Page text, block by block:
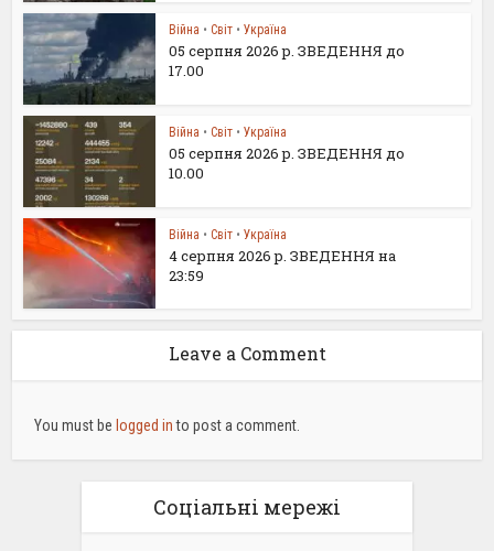
Війна • Світ • Україна
05 серпня 2026 р. ЗВЕДЕННЯ до
17.00
Війна • Світ • Україна
05 серпня 2026 р. ЗВЕДЕННЯ до
10.00
Війна • Світ • Україна
4 серпня 2026 р. ЗВЕДЕННЯ на
23:59
Leave a Comment
You must be logged into post a comment.
Соціальні мережі